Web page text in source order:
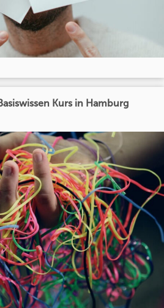
Kurs in Hamburg